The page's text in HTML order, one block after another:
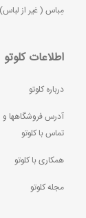
مِباس ( غير از لباس)
اطلاعات کلوتو
درباره کلوتو
آدرس فروشگاهها و
تماس با کلوتو
همکاری با کلوتو
مجله کلوتو